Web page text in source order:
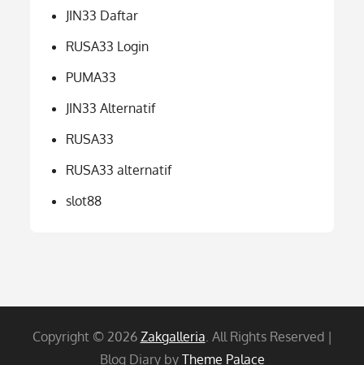
JIN33 Daftar
RUSA33 Login
PUMA33
JIN33 Alternatif
RUSA33
RUSA33 alternatif
slot88
Copyright © 2026 Zakgalleria. All Rights Reserved |
Blog Diary by Theme Palace